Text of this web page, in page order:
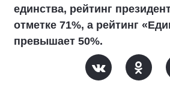
единства, рейтинг
отметке 71%, а рейтинг
превышает 50%.